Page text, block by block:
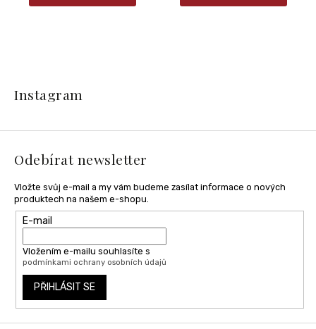
t
Instagram
Odebírat newsletter
Vložte svůj e-mail a my vám budeme zasílat informace o nových
produktech na našem e-shopu.
E-mail
Vložením e-mailu souhlasíte s
podmínkami ochrany osobních údajů
PŘIHLÁSIT SE